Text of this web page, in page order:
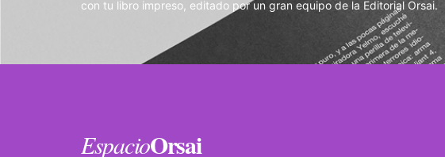
con tu libro impreso, editado por un gran equipo de la Editorial Orsai.
EspacioOrsai